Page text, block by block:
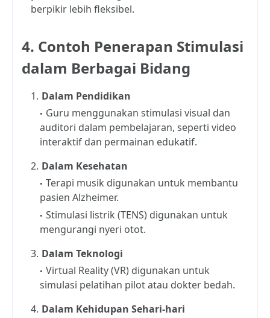
berpikir lebih fleksibel.
4. Contoh Penerapan Stimulasi
dalam Berbagai Bidang
Dalam Pendidikan
Guru menggunakan stimulasi visual dan
auditori dalam pembelajaran, seperti video
interaktif dan permainan edukatif.
Dalam Kesehatan
Terapi musik digunakan untuk membantu
pasien Alzheimer.
Stimulasi listrik (TENS) digunakan untuk
mengurangi nyeri otot.
Dalam Teknologi
Virtual Reality (VR) digunakan untuk
simulasi pelatihan pilot atau dokter bedah.
Dalam Kehidupan Sehari-hari